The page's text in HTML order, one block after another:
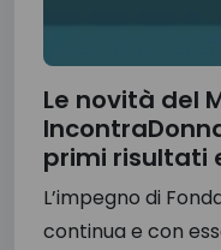
Le novità del
primi risultati
L’impegno di
continua e con